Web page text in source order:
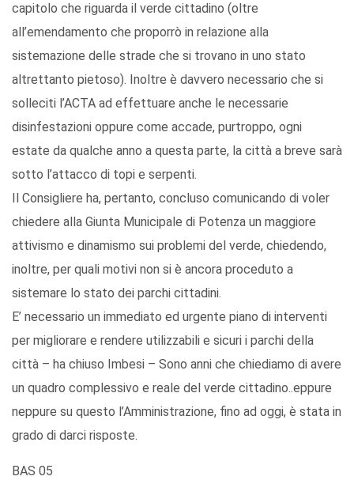
capitolo che riguarda il verde cittadino (oltre
all’emendamento che proporrò in relazione alla
sistemazione delle strade che si trovano in uno stato
altrettanto pietoso). Inoltre è davvero necessario che si
solleciti l’ACTA ad effettuare anche le necessarie
disinfestazioni oppure come accade, purtroppo, ogni
estate da qualche anno a questa parte, la città a breve sarà
sotto l’attacco di topi e serpenti.
Il Consigliere ha, pertanto, concluso comunicando di voler
chiedere alla Giunta Municipale di Potenza un maggiore
attivismo e dinamismo sui problemi del verde, chiedendo,
inoltre, per quali motivi non si è ancora proceduto a
sistemare lo stato dei parchi cittadini.
E’ necessario un immediato ed urgente piano di interventi
per migliorare e rendere utilizzabili e sicuri i parchi della
città – ha chiuso Imbesi – Sono anni che chiediamo di avere
un quadro complessivo e reale del verde cittadino..eppure
neppure su questo l’Amministrazione, fino ad oggi, è stata in
grado di darci risposte.
BAS 05